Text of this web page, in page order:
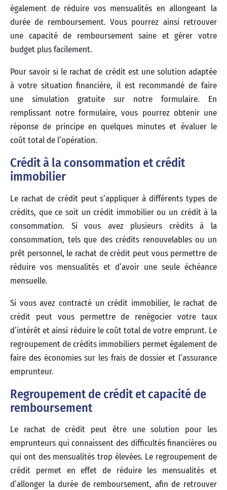
également de réduire vos mensualités en allongeant la
durée de remboursement. Vous pourrez ainsi retrouver
une capacité de remboursement saine et gérer votre
budget plus facilement.
Pour savoir si le rachat de crédit est une solution adaptée
à votre situation financière, il est recommandé de faire
une simulation gratuite sur notre formulaire. En
remplissant notre formulaire, vous pourrez obtenir une
réponse de principe en quelques minutes et évaluer le
coût total de l’opération.
Crédit à la consommation et crédit
immobilier
Le rachat de crédit peut s’appliquer à différents types de
crédits, que ce soit un crédit immobilier ou un crédit à la
consommation. Si vous avez plusieurs crédits à la
consommation, tels que des crédits renouvelables ou un
prêt personnel, le rachat de crédit peut vous permettre de
réduire vos mensualités et d’avoir une seule échéance
mensuelle.
Si vous avez contracté un crédit immobilier, le rachat de
crédit peut vous permettre de renégocier votre taux
d’intérêt et ainsi réduire le coût total de votre emprunt. Le
regroupement de crédits immobiliers permet également de
faire des économies sur les frais de dossier et l’assurance
emprunteur.
Regroupement de crédit et capacité de
remboursement
Le rachat de crédit peut être une solution pour les
emprunteurs qui connaissent des difficultés financières ou
qui ont des mensualités trop élevées. Le regroupement de
crédit permet en effet de réduire les mensualités et
d’allonger la durée de remboursement, afin de retrouver